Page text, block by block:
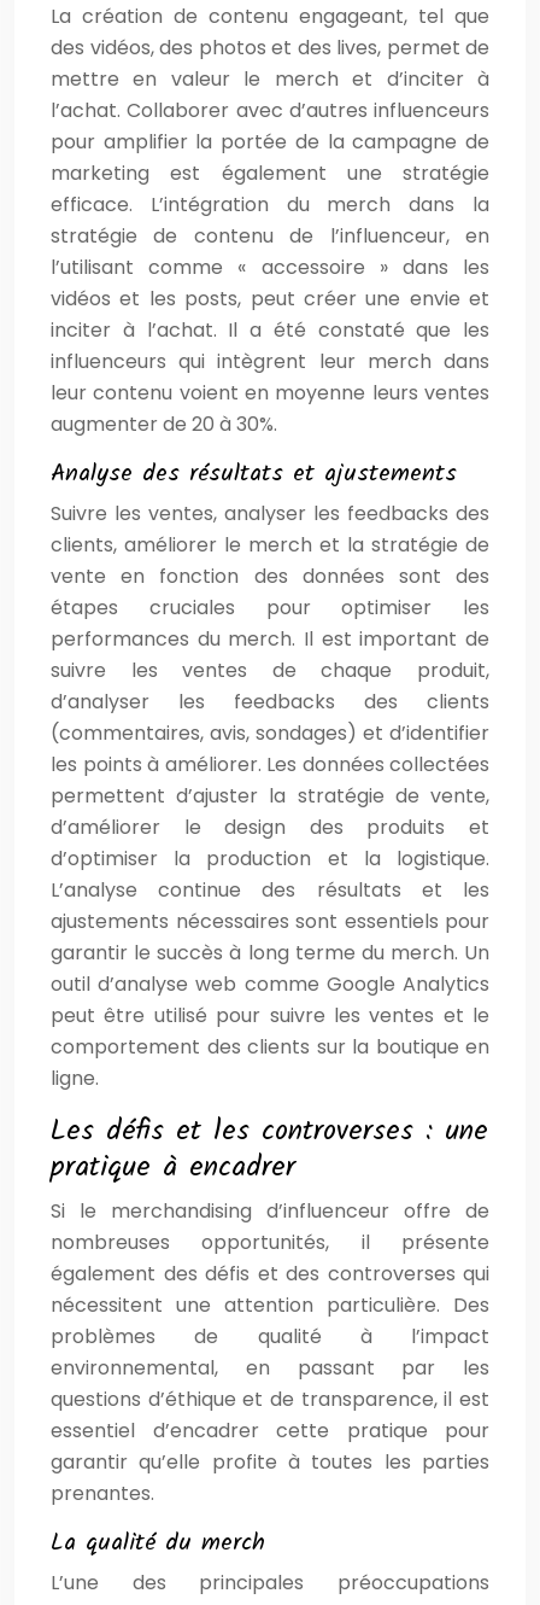
La création de contenu engageant, tel que
des vidéos, des photos et des lives, permet de
mettre en valeur le merch et d’inciter à
l’achat. Collaborer avec d’autres influenceurs
pour amplifier la portée de la campagne de
marketing est également une stratégie
efficace. L’intégration du merch dans la
stratégie de contenu de l’influenceur, en
l’utilisant comme « accessoire » dans les
vidéos et les posts, peut créer une envie et
inciter à l’achat. Il a été constaté que les
influenceurs qui intègrent leur merch dans
leur contenu voient en moyenne leurs ventes
augmenter de 20 à 30%.
Analyse des résultats et ajustements
Suivre les ventes, analyser les feedbacks des
clients, améliorer le merch et la stratégie de
vente en fonction des données sont des
étapes cruciales pour optimiser les
performances du merch. Il est important de
suivre les ventes de chaque produit,
d’analyser les feedbacks des clients
(commentaires, avis, sondages) et d’identifier
les points à améliorer. Les données collectées
permettent d’ajuster la stratégie de vente,
d’améliorer le design des produits et
d’optimiser la production et la logistique.
L’analyse continue des résultats et les
ajustements nécessaires sont essentiels pour
garantir le succès à long terme du merch. Un
outil d’analyse web comme Google Analytics
peut être utilisé pour suivre les ventes et le
comportement des clients sur la boutique en
ligne.
Les défis et les controverses : une
pratique à encadrer
Si le merchandising d’influenceur offre de
nombreuses opportunités, il présente
également des défis et des controverses qui
nécessitent une attention particulière. Des
problèmes de qualité à l’impact
environnemental, en passant par les
questions d’éthique et de transparence, il est
essentiel d’encadrer cette pratique pour
garantir qu’elle profite à toutes les parties
prenantes.
La qualité du merch
L’une des principales préoccupations